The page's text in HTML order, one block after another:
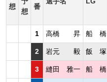
想
想
番
1 高橋 昇 船 橋
2 岩元 毅 飯 塚
3 縫田 雅一 船 橋